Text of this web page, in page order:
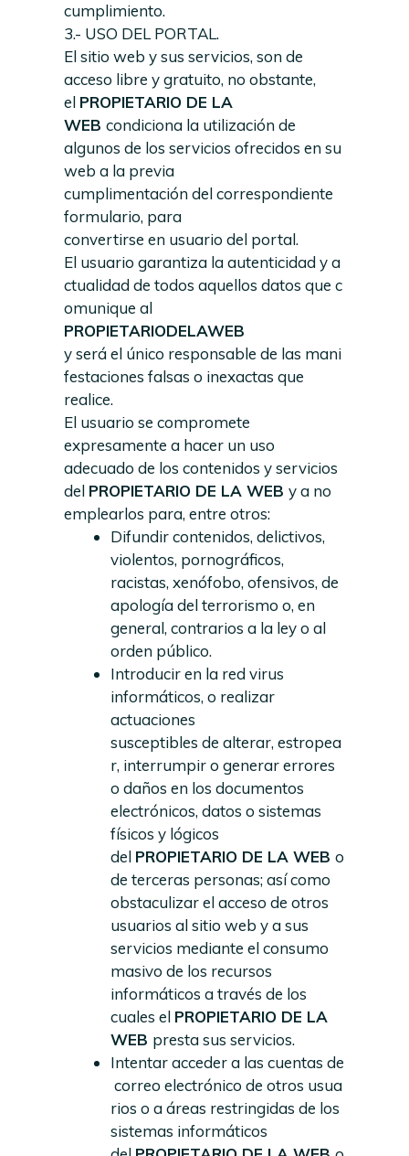
cumplimiento.
3.- USO DEL PORTAL.
El sitio web y sus servicios, son de
acceso libre y gratuito, no obstante,
el PROPIETARIO DE LA
WEB condiciona la utilización de
algunos de los servicios ofrecidos en su
web a la previa
cumplimentación del correspondiente
formulario, para
convertirse en usuario del portal.
El usuario garantiza la autenticidad y a
ctualidad de todos aquellos datos que c
omunique al
PROPIETARIODELAWEB
y será el único responsable de las mani
festaciones falsas o inexactas que
realice.
El usuario se compromete
expresamente a hacer un uso
adecuado de los contenidos y servicios
del PROPIETARIO DE LA WEB y a no
emplearlos para, entre otros:
Difundir contenidos, delictivos,
violentos, pornográficos,
racistas, xenófobo, ofensivos, de
apología del terrorismo o, en
general, contrarios a la ley o al
orden público.
Introducir en la red virus
informáticos, o realizar
actuaciones
susceptibles de alterar, estropea
r, interrumpir o generar errores
o daños en los documentos
electrónicos, datos o sistemas
físicos y lógicos
del PROPIETARIO DE LA WEB o
de terceras personas; así como
obstaculizar el acceso de otros
usuarios al sitio web y a sus
servicios mediante el consumo
masivo de los recursos
informáticos a través de los
cuales el PROPIETARIO DE LA
WEB presta sus servicios.
Intentar acceder a las cuentas de
correo electrónico de otros usua
rios o a áreas restringidas de los
sistemas informáticos